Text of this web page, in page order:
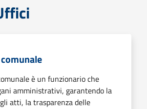
è un funzionario che
amministrativi, garantendo la
atti, la trasparenza delle